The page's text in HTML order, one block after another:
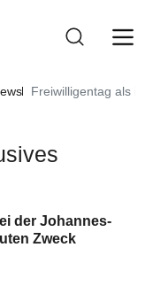
Freiwilligentag als
der Johannes-
Zweck